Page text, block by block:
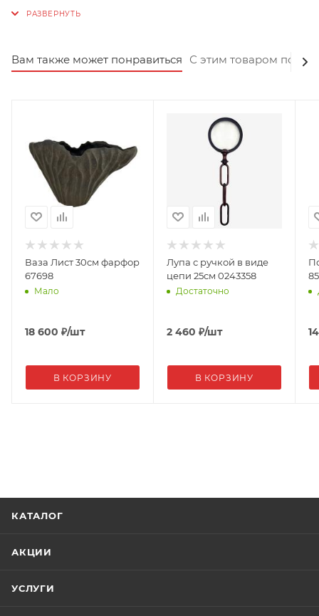
на подносе различные предметы, будь то бокалы
домашнем интерьере, так и в коммерческих
Вам также может понравиться С этим товаром
Ваза Лист 30см фарфор
67698
Мало
18 600 ₽/шт
В КОРЗИНУ
Лупа с ручкой в виде
цепи 25см 0243358
Достаточно
2 460 ₽/шт
В КОРЗИНУ
КАТАЛОГ
АКЦИИ
УСЛУГИ